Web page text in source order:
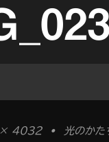
4032 • 光のかた